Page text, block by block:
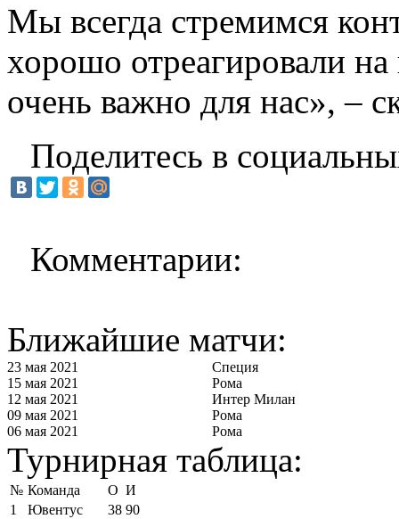
Мы всегда стремимся
хорошо отреагировали
очень важно для нас», –
Поделитесь в
Комментарии:
Ближайшие матчи:
23 мая 2021
Специя
15 мая 2021
Рома
12 мая 2021
Интер Милан
09 мая 2021
Рома
06 мая 2021
Рома
Турнирная таблица:
№ Команда О И
1
Ювентус 38 90